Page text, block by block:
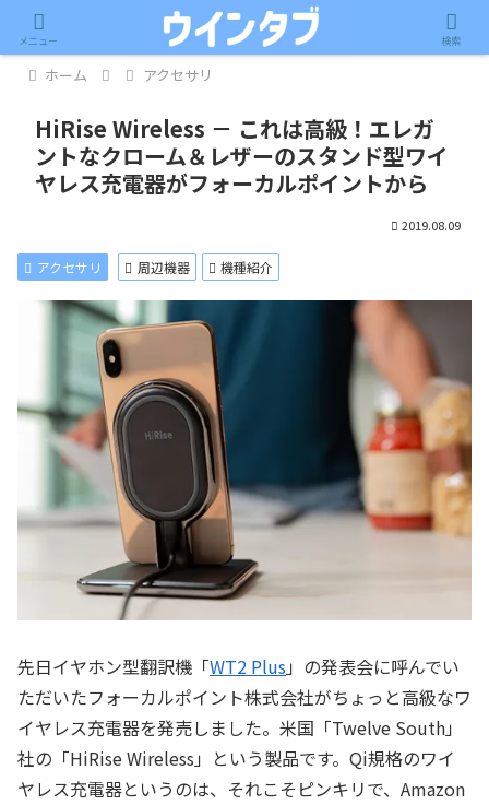
記事内に広告が含まれています。
ホーム アクセサリ
HiRise Wireless － これは高級！エレガ
ントなクローム＆レザーのスタンド型ワイ
ヤレス充電器がフォーカルポイントから
2019.08.09
アクセサリ 周辺機器 機種紹介
先日イヤホン型翻訳機「WT2 Plus 」の発表会に呼んでい
ただいたフォーカルポイント株式会社がちょっと高級なワ
イヤレス充電器を発売しました。米国「Twelve South」
社の「HiRise Wireless」という製品です。Qi規格のワイ
ヤレス充電器というのは、それこそピンキリで、Amazon
メニュー 検索